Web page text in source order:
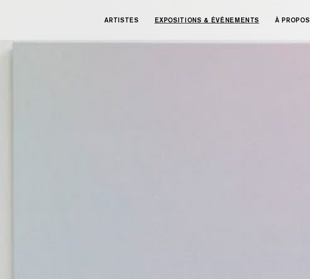
ARTISTES EXPOSITIONS & ÉVÉNEMENTS À PROPOS